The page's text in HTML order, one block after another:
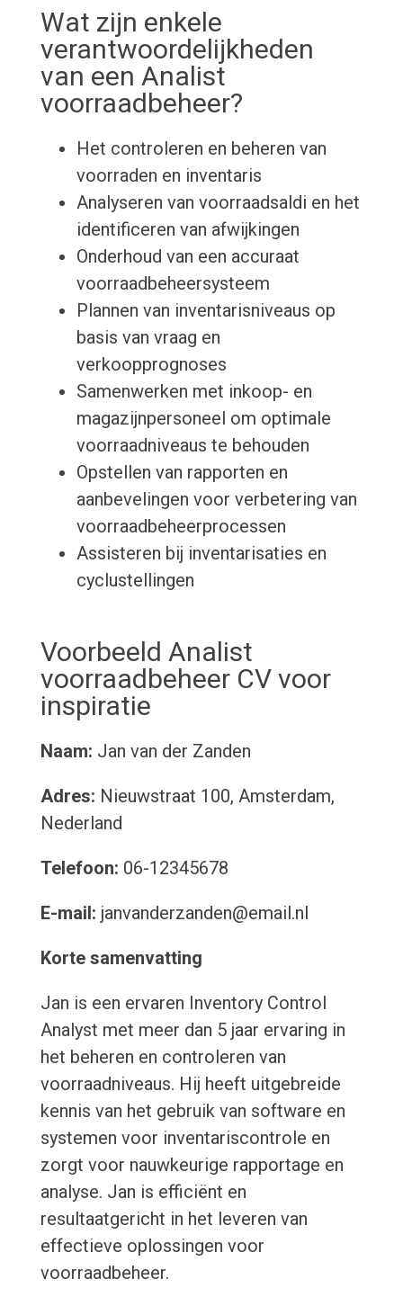
Wat zijn enkele
verantwoordelijkheden
van een Analist
voorraadbeheer?
Het controleren en beheren van
voorraden en inventaris
Analyseren van voorraadsaldi en het
identificeren van afwijkingen
Onderhoud van een accuraat
voorraadbeheersysteem
Plannen van inventarisniveaus op
basis van vraag en
verkoopprognoses
Samenwerken met inkoop- en
magazijnpersoneel om optimale
voorraadniveaus te behouden
Opstellen van rapporten en
aanbevelingen voor verbetering van
voorraadbeheerprocessen
Assisteren bij inventarisaties en
cyclustellingen
Voorbeeld Analist
voorraadbeheer CV voor
inspiratie
Naam: Jan van der Zanden
Adres: Nieuwstraat 100, Amsterdam,
Nederland
Telefoon: 06-12345678
E-mail: janvanderzanden@email.nl
Korte samenvatting
Jan is een ervaren Inventory Control
Analyst met meer dan 5 jaar ervaring in
het beheren en controleren van
voorraadniveaus. Hij heeft uitgebreide
kennis van het gebruik van software en
systemen voor inventariscontrole en
zorgt voor nauwkeurige rapportage en
analyse. Jan is efficiënt en
resultaatgericht in het leveren van
effectieve oplossingen voor
voorraadbeheer.